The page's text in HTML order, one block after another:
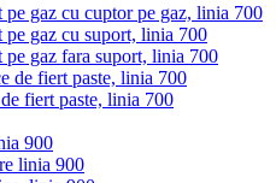
pe gaz cu cuptor pe gaz, linia 700
pe gaz cu suport, linia 700
pe gaz fara suport, linia 700
de fiert paste, linia 700
fiert paste, linia 700
900
linia 900